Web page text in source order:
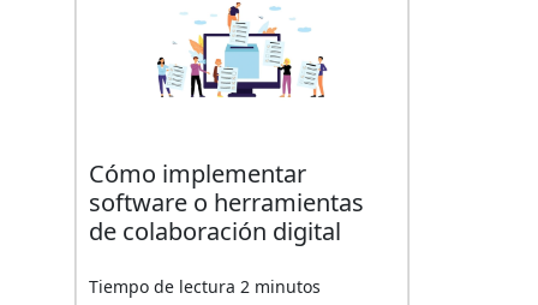
Cómo implementar
software o herramientas
de colaboración digital
Tiempo de lectura 2 minutos